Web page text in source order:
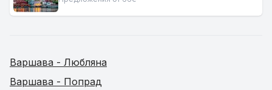
Варшава - Любляна
Варшава - Попрад